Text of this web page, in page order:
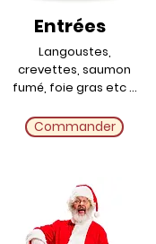
Entrées
Langoustes,
crevettes, saumon
fumé, foie gras etc ...
Commander